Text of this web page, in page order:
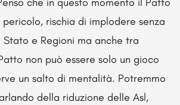
rischia di implodere senza
e Regioni ma anche tra
non può essere solo un gioco
un salto di mentalità. Potremmo
della riduzione delle Asl,